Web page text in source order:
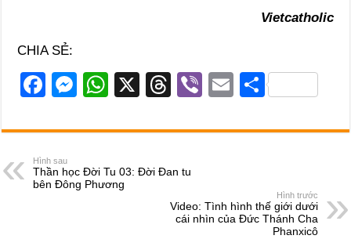
Vietcatholic
CHIA SẺ:
F
c
e
b
M
ss
n
W
at
A
X
T
e
d
s
Vi
er
E
ail
S
ar
Hình sau
Thần học Đời Tu 03: Đời Đan tu
bên Đông Phương
Hình trước
Video: Tình hình thế giới dưới
cái nhìn của Đức Thánh Cha
Phanxicô